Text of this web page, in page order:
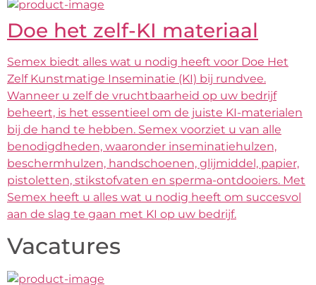
Doe het zelf-KI materiaal
Semex biedt alles wat u nodig heeft voor Doe Het
Zelf Kunstmatige Inseminatie (KI) bij rundvee.
Wanneer u zelf de vruchtbaarheid op uw bedrijf
beheert, is het essentieel om de juiste KI-materialen
bij de hand te hebben. Semex voorziet u van alle
benodigdheden, waaronder inseminatiehulzen,
beschermhulzen, handschoenen, glijmiddel, papier,
pistoletten, stikstofvaten en sperma-ontdooiers. Met
Semex heeft u alles wat u nodig heeft om succesvol
aan de slag te gaan met KI op uw bedrijf.
Vacatures